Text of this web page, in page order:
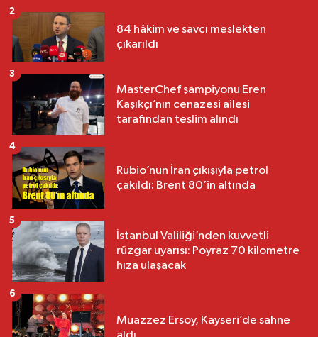
84 hâkim ve savcı meslekten
çıkarıldı
2
MasterChef şampiyonu Eren
Kaşıkçı’nın cenazesi ailesi
tarafından teslim alındı
3
Rubio’nun İran çıkışıyla petrol
çakıldı: Brent 80’in altında
4
İstanbul Valiliği’nden kuvvetli
rüzgar uyarısı: Poyraz 70 kilometre
hıza ulaşacak
5
Muazzez Ersoy, Kayseri’de sahne
6